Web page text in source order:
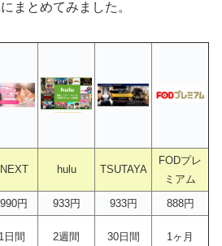
まとめてみました。
hulu TSUTAYA
FODプレ
ミアム
円 933円 933円
888円
日間 2週間 30日間 1ヶ月